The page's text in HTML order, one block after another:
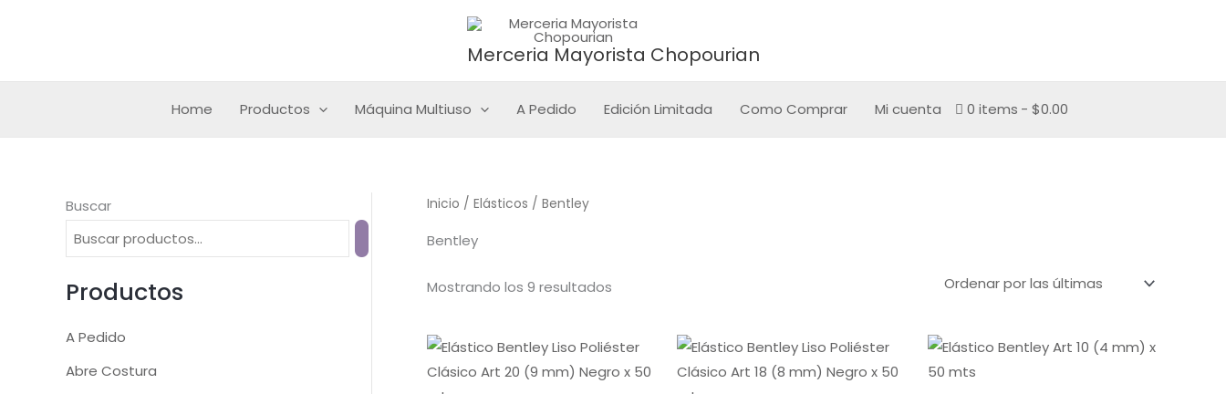
Merceria Mayorista Chopourian
Home Productos Máquina Multiuso A Pedido Edición Limitada Como Comprar Mi cuenta 0 items $0.00
Buscar
Productos
A Pedido
Abre Costura
Inicio / Elásticos / Bentley
Bentley
Mostrando los 9 resultados
by
latest
Rango
de